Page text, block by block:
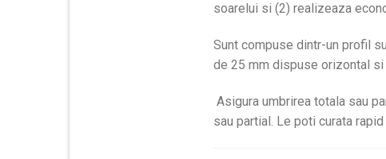
soarelui si (2) realizeaza
Sunt compuse dintr-un profil
de 25 mm dispuse orizontal
Asigura umbrirea totala sau
sau partial. Le poti curata